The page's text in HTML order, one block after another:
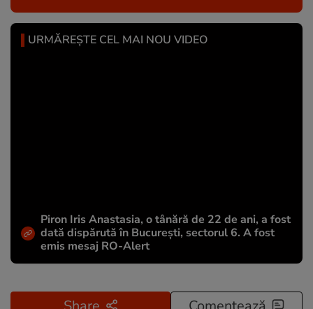
URMĂREȘTE CEL MAI NOU VIDEO
Piron Iris Anastasia, o tânără de 22 de ani, a fost
dată dispărută în București, sectorul 6. A fost
emis mesaj RO-Alert